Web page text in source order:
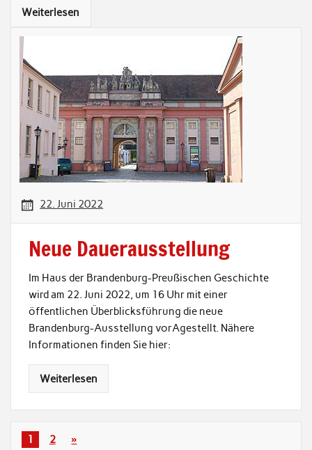
Weiterlesen
22. Juni 2022
Neue Dauerausstellung
Im Haus der Brandenburg-Preußischen Geschichte
wird am 22. Juni 2022, um 16 Uhr mit einer
öffentlichen Überblicksführung die neue
Brandenburg-Ausstellung vorAgestellt. Nähere
Informationen finden Sie hier:
Weiterlesen
1 2 »